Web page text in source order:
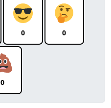
0 0
0